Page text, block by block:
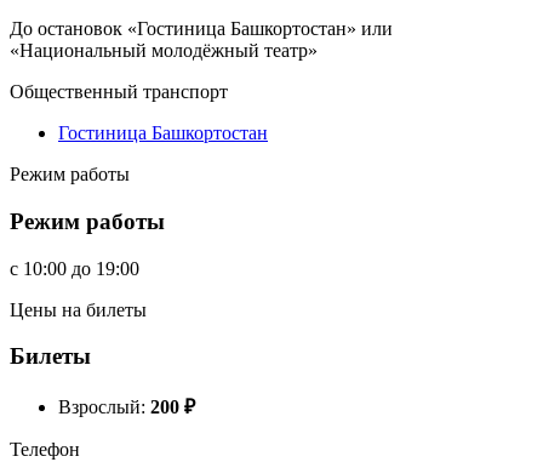
До остановок «Гостиница Башкортостан» или
«Национальный молодёжный театр»
Общественный транспорт
Гостиница Башкортостан
Режим работы
Режим работы
c 10:00 до 19:00
Цены на билеты
Билеты
Взрослый: 200 ₽
Телефон